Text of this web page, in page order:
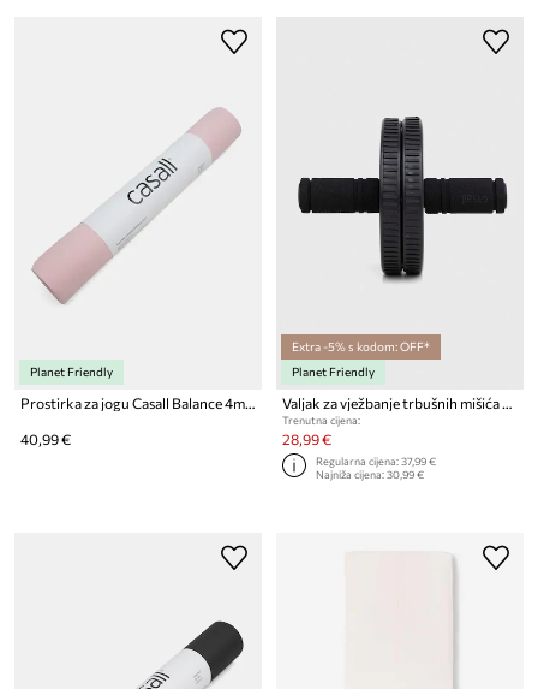
Planet Friendly
Prostirka za jogu Casall Balance 4mm
40,99 €
Extra -5% s kodom: OFF*
Planet Friendly
Valjak za vježbanje trbušnih mišića Casall
Trenutna cijena:
28,99 €
Regularna cijena:37,99 €
Najniža cijena:30,99 €